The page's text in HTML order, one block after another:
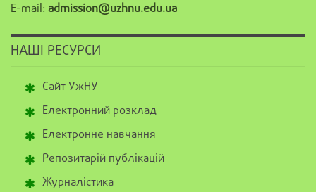
E-mail: admission@uzhnu.edu.ua
НАШІ РЕСУРСИ
Сайт УжНУ
Електронний розклад
Електронне навчання
Репозитарій публікацій
Журналістика